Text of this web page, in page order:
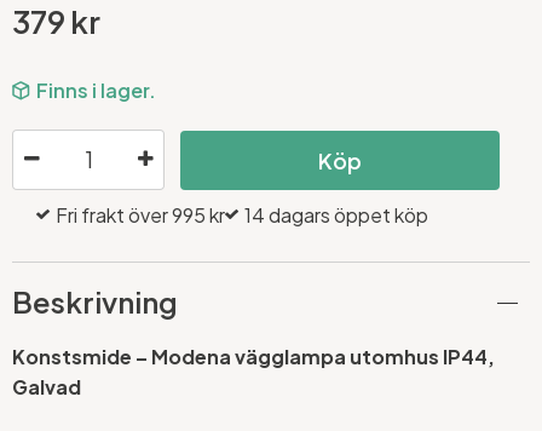
379 kr
Finns i lager.
Köp
Fri frakt över 995 kr 14 dagars öppet köp
Beskrivning
Konstsmide – Modena vägglampa utomhus IP44,
Galvad